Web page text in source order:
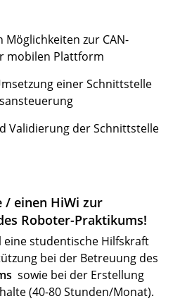
Möglichkeiten zur CAN-
mobilen Plattform
einer Schnittstelle
Validierung der Schnittstelle
/ einen HiWi zur
Roboter-Praktikums!
eine studentische Hilfskraft
bei der Betreuung des
sowie bei der Erstellung
(40-80 Stunden/Monat).